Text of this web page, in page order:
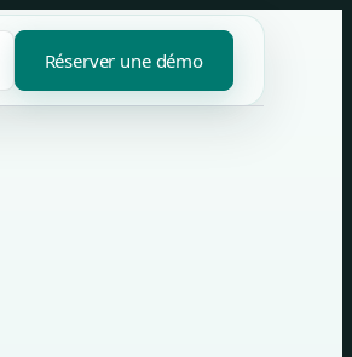
Réserver une démo